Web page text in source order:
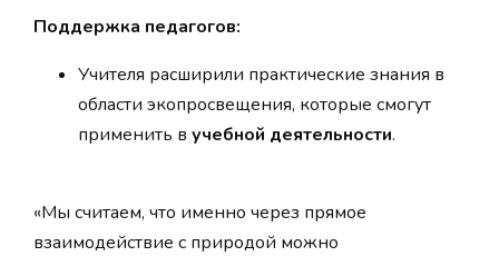
Поддержка педагогов:
Учителя расширили практические знания в
области экопросвещения, которые смогут
применить в учебной деятельности.
«Мы считаем, что именно через прямое
взаимодействие с природой можно